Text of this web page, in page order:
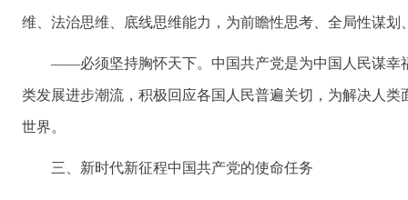
维、法治思维、底线思维能力，为前瞻性思考、全局性谋
——必须坚持胸怀天下。中国共产党是为中国人民谋幸
类发展进步潮流，积极回应各国人民普遍关切，为解决人
世界。
三、新时代新征程中国共产党的使命任务